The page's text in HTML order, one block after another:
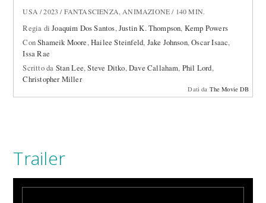
USA / 2023 / FANTASCIENZA, ANIMAZIONE / 140 MIN.
Regia diJoaquim Dos Santos,Justin K. Thompson, Kemp Powers
ConShameik Moore,Hailee Steinfeld, Jake Johnson,Oscar Isaac,
Issa Rae
Scritto da Stan Lee,Steve Ditko,Dave Callaham, Phil Lord,
Christopher Miller
Dati da The Movie DB
Trailer